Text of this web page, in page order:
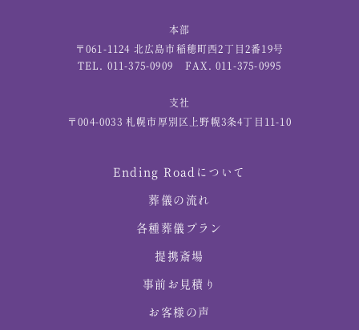
本部
〒061-1124 北広島市稲穂町西2丁目2番19号
TEL. 011-375-0909
FAX. 011-375-0995
支社
〒004-0033 札幌市厚別区上野幌3条4丁目11-10
Ending Roadについて
葬儀の流れ
各種葬儀プラン
提携斎場
事前お見積り
お客様の声